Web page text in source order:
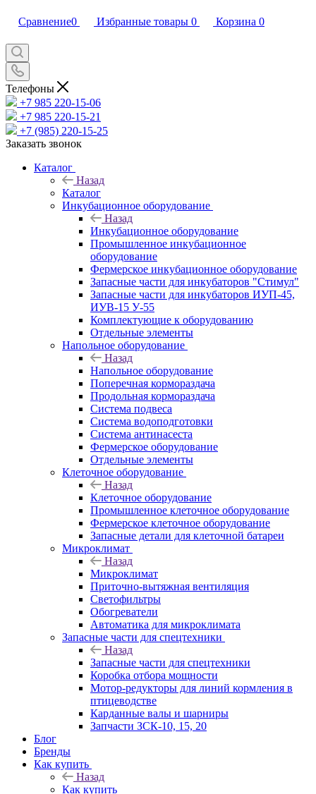
Сравнение0 Избранные товары 0 Корзина 0
Телефоны
+7 985 220-15-06
+7 985 220-15-21
+7 (985) 220-15-25
Заказать звонок
Каталог
Назад
Каталог
Инкубационное оборудование
Назад
Инкубационное оборудование
Промышленное инкубационное
оборудование
Фермерское инкубационное оборудование
Запасные части для инкубаторов "Стимул"
Запасные части для инкубаторов ИУП-45,
ИУВ-15 У-55
Комплектующие к оборудованию
Отдельные элементы
Напольное оборудование
Назад
Напольное оборудование
Поперечная кормораздача
Продольная кормораздача
Система подвеса
Система водоподготовки
Система антинасеста
Фермерское оборудование
Отдельные элементы
Клеточное оборудование
Назад
Клеточное оборудование
Промышленное клеточное оборудование
Фермерское клеточное оборудование
Запасные детали для клеточной батареи
Микроклимат
Назад
Микроклимат
Приточно-вытяжная вентиляция
Светофильтры
Обогреватели
Автоматика для микроклимата
Запасные части для спецтехники
Назад
Запасные части для спецтехники
Коробка отбора мощности
Мотор-редукторы для линий кормления в
птицеводстве
Карданные валы и шарниры
Запчасти ЗСК-10, 15, 20
Блог
Бренды
Как купить
Назад
Как купить